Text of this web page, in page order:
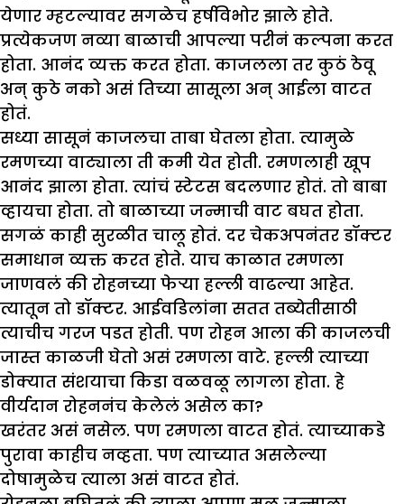
येणार म्हटल्यावर सगळेच हर्षविभोर झाले होते.
प्रत्येकजण नव्या बाळाची आपल्या परीनं कल्पना करत
होता. आनंद व्यक्त करत होता. काजलला तर कुठं ठेवू
अन् कुठे नको असं तिच्या सासूला अन् आईला वाटत
होतं.
सध्या सासूनं काजलचा ताबा घेतला होता. त्यामुळे
रमणच्या वाट्याला ती कमी येत होती. रमणलाही खूप
आनंद झाला होता. त्यांचं स्टेटस बदलणार होतं. तो बाबा
व्हायचा होता. तो बाळाच्या जन्माची वाट बघत होता.
सगळं काही सुरळीत चालू होतं. दर चेकअपनंतर डॉक्टर
समाधान व्यक्त करत होते. याच काळात रमणला
जाणवलं की रोहनच्या फेऱ्या हल्ली वाढल्या आहेत.
त्यातून तो डॉक्टर. आईवडिलांना सतत तब्येतीसाठी
त्याचीच गरज पडत होती. पण रोहन आला की काजलची
जास्त काळजी घेतो असं रमणला वाटे. हल्ली त्याच्या
डोक्यात संशयाचा किडा वळवळू लागला होता. हे
वीर्यदान रोहननंच केलेलं असेल का?
खरंतर असं नसेल. पण रमणला वाटत होतं. त्याच्याकडे
पुरावा काहीच नव्हता. पण त्याच्यात असलेल्या
दोषामुळेच त्याला असं वाटत होतं.